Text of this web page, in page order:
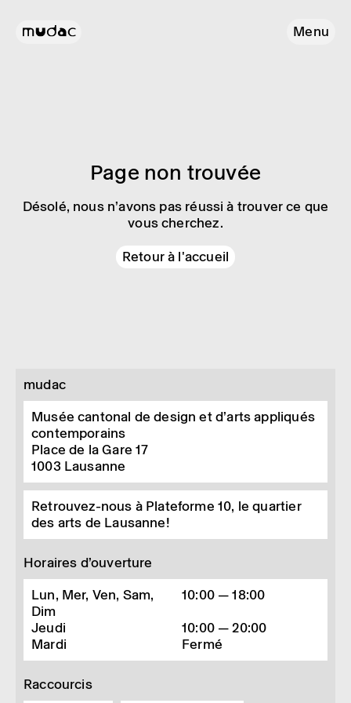
Menu
Page non trouvée
Désolé, nous n’avons pas réussi à trouver ce que
vous cherchez.
Retour à l'accueil
mudac
Musée cantonal de design et d’arts appliqués
contemporains
Place de la Gare 17
1003 Lausanne
Retrouvez-nous à Plateforme 10, le quartier
des arts de Lausanne!
Horaires d’ouverture
Lun, Mer, Ven, Sam,
Dim
10:00 — 18:00
Jeudi
10:00 — 20:00
Mardi
Fermé
Raccourcis